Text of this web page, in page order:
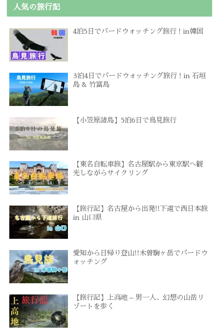
人気の旅行記
4泊5日でバードウォッチング旅行 ! in韓国
3泊4日でバードウォッチング旅行 ! in 石垣
島 & 竹富島
【小笠原諸島】5泊6日で鳥見旅行
【東名自転車旅】名古屋駅から東京駅へ観
光しながらサイクリング
【旅行記】名古屋から出発!!下道で西日本旅
in 山口県
愛知から日帰り登山!!木曽駒ヶ岳でバードウ
ォッチング
【旅行記】上高地 – 男一人、幻想の山岳リ
ゾートを歩く